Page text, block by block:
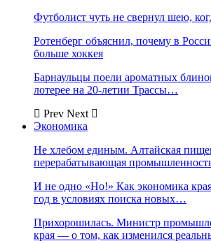
Футболист чуть не свернул шею,
Ротенберг объяснил, почему в
больше хоккея
Барнаульцы поели ароматных
лотерее на 20-летии Трассы…
Prev Next
Экономика
Не хлебом единым. Алтайская
перерабатывающая
И не одно «Но!» Как экономика
год в условиях поиска новых…
Прихорошилась. Министр
края — о том, как изменился